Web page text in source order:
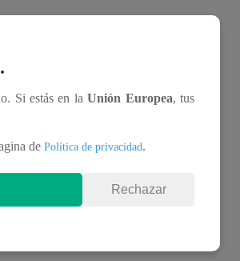
Si estás en laUnión Europea, tus
de Política de privacidad.
Rechazar